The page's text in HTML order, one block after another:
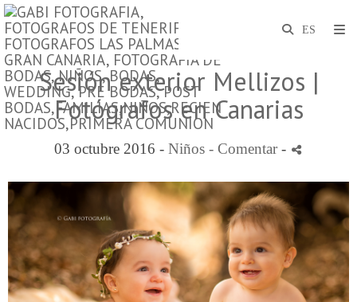
Sesión exterior Mellizos |
Fotógrafos en Canarias
03 octubre 2016 - Niños - Comentar-